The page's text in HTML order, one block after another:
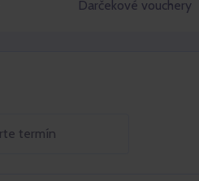
Darčekové vouchery